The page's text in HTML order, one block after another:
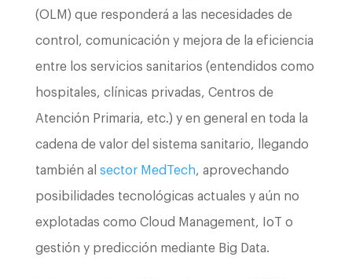
(OLM) que responderá a las necesidades de
control, comunicación y mejora de la eficiencia
entre los servicios sanitarios (entendidos como
hospitales, clínicas privadas, Centros de
Atención Primaria, etc.) y en general en toda la
cadena de valor del sistema sanitario, llegando
también al sector MedTech, aprovechando
posibilidades tecnológicas actuales y aún no
explotadas como Cloud Management, IoT o
gestión y predicción mediante Big Data.